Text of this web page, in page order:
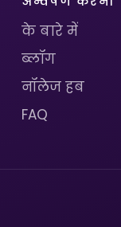
के बारे में
ब्लॉग
नॉलेज हब
FAQ